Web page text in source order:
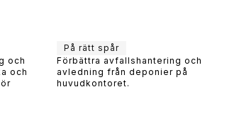
och
och
På rätt spår
Förbättra avfallshantering och
avledning från deponier på
huvudkontoret.